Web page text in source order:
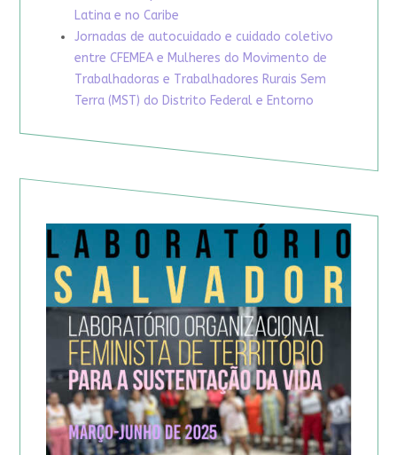
Latina e no Caribe
Jornadas de autocuidado e cuidado coletivo
entre CFEMEA e Mulheres do Movimento de
Trabalhadoras e Trabalhadores Rurais Sem
Terra (MST) do Distrito Federal e Entorno